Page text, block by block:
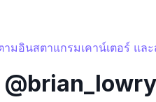
มอินสตาแกรมเคาน์เตอร์ แล